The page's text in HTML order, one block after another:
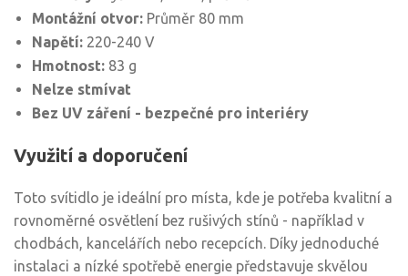
Montážní otvor: Průměr 80 mm
Napětí: 220-240 V
Hmotnost: 83 g
Nelze stmívat
Bez UV záření - bezpečné pro interiéry
Využití a doporučení
Toto svítidlo je ideální pro místa, kde je potřeba kvalitní a
rovnoměrné osvětlení bez rušivých stínů - například v
chodbách, kancelářích nebo recepcích. Díky jednoduché
instalaci a nízké spotřebě energie představuje skvělou